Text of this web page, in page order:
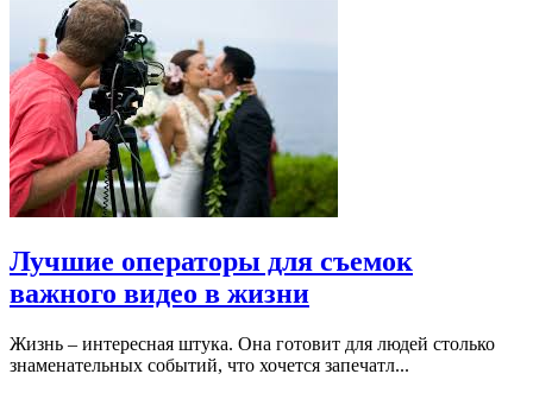
Лучшие операторы для съемок
важного видео в жизни
Жизнь – интересная штука. Она готовит для людей столько
знаменательных событий, что хочется запечатл...